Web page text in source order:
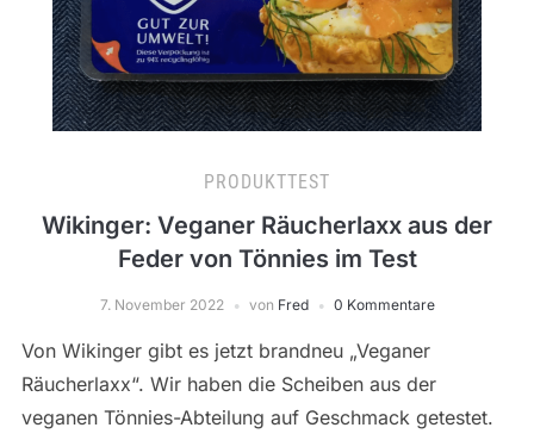
PRODUKTTEST
Wikinger: Veganer Räucherlaxx aus der
Feder von Tönnies im Test
7. November 2022 von Fred 0 Kommentare
Von Wikinger gibt es jetzt brandneu „Veganer
Räucherlaxx“. Wir haben die Scheiben aus der
veganen Tönnies-Abteilung auf Geschmack getestet.